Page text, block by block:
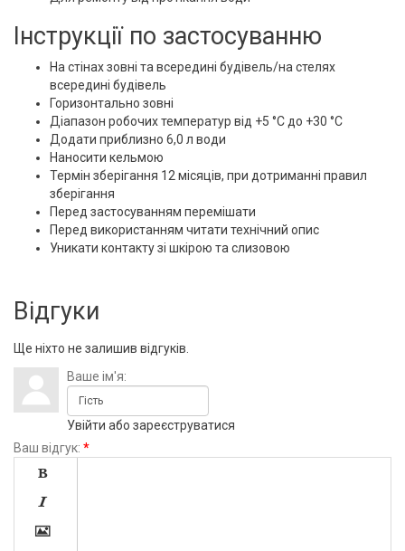
Інструкції по застосуванню
На стінах зовні та всередині будівель/на стелях
всередині будівель
Горизонтально зовні
Діапазон робочих температур від +5 °C до +30 °C
Додати приблизно 6,0 л води
Наносити кельмою
Термін зберігання 12 місяців, при дотриманні правил
зберігання
Перед застосуванням перемішати
Перед використанням читати технічний опис
Уникати контакту зі шкірою та слизовою
Відгуки
Ще ніхто не залишив відгуків.
Ваше ім'я:
Увійти або зареєструватися
Ваш відгук: *


